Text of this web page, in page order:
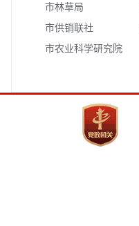
市林草局
市供销联社
市农业科学研究院